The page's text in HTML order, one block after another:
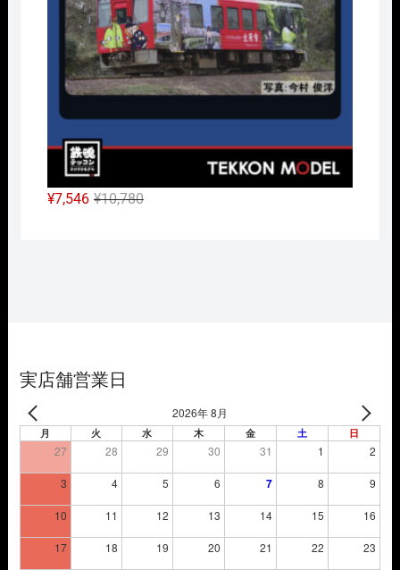
し
た。
で
す。
¥10,780元
¥7,546
現
実店舗営業日
2026年 8月
月 火 水 木 金 土 日
27 28 29 30 31 1 2
3 4 5 6 7 8 9
10 11 12 13 14 15 16
17 18 19 20 21 22 23